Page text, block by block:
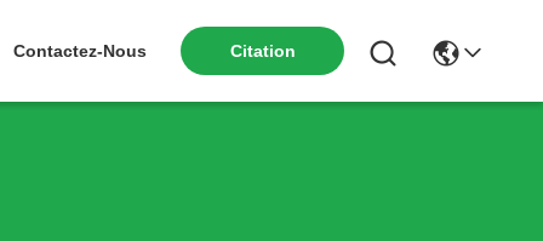
Contactez-Nous Citation